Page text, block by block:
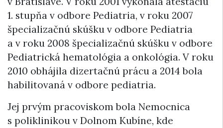
1. stupňa v odbore Pediatria, v roku 2007
špecializačnú skúšku v odbore Pediatria
a v roku 2008 špecializačnú skúšku v odbore
Pediatrická hematológia a onkológia. V roku
2010 obhájila dizertačnú prácu a 2014 bola
habilitovaná v odbore pediatria.
Jej prvým pracoviskom bola Nemocnica
s poliklinikou v Dolnom Kubíne, kde